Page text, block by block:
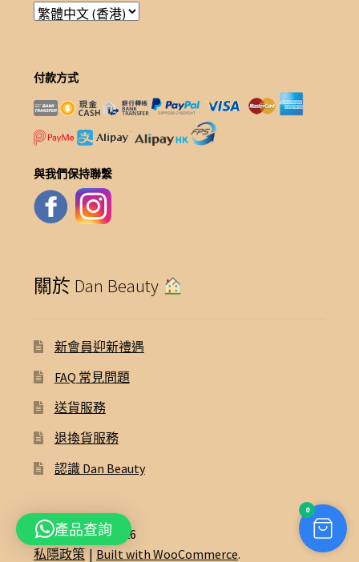
付款方式
與我們保持聯繫
關於 Dan Beauty
新會員迎新禮遇
FAQ 常見問題
送貨服務
退換貨服務
認識 Dan Beauty
© Dan Beauty 2026
私隱政策
Built with WooCommerce.
0
產品查詢